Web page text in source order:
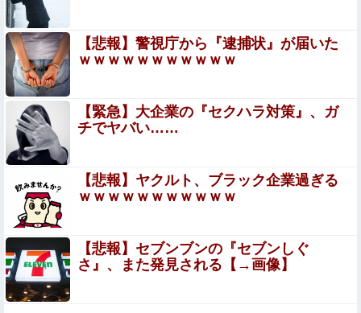
シカ「全部喰った」 祭り中止他
子なし保育士の義兄夫婦、上から目線で育児アドバイスさ
れる日々に限界！「この時期は知育おもちゃが〜」と理想
論を語り、義父母も「頼れ頼れ」とウザすぎる・・・
【画像】 美少女「女性の皆さんへ。パンツを履かずにを履
いてみてください」
五等分の花嫁ってマイナーアニメみてるんだが④って需要
あるの？
【悲報】中国、橋の欄干が強風一発で粉々に 鉄筋ゼロ
当局「接着剤でくっつけただけ」「正常で、品質問題はな
い」
【FGO】ジャンヌ系にラクシュミーは含まれますか？
Wジル・ド・レェ強化みんなの反応まとめ
【画像】漫画家・桂正和、最新のパンツ＆お尻のイラスト
【悲報】警視庁から『逮捕状』が届いた
ｗｗｗｗｗｗｗｗｗｗｗ
【緊急】大企業の『セクハラ対策』、ガ
チでヤバい……
【悲報】ヤクルト、ブラック企業過ぎる
ｗｗｗｗｗｗｗｗｗｗｗ
【悲報】セブンブンの『セブンしぐ
さ』、また発見される【→画像】